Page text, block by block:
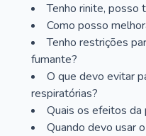
Tenho rinite, posso
Como posso
Tenho restrições
fumante?
O que devo evitar
respiratórias?
Quais os efeitos da
Quando devo usar